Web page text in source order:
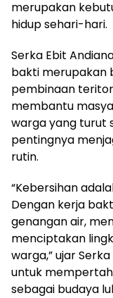
merupakan
hidup sehari-hari.
Serka Ebit
bakti merupakan
pembinaan
membantu
warga yang turut
pentingnya
rutin.
“Kebersihan
Dengan kerja
genangan air,
menciptakan
warga,” ujar
untuk
sebagai budaya